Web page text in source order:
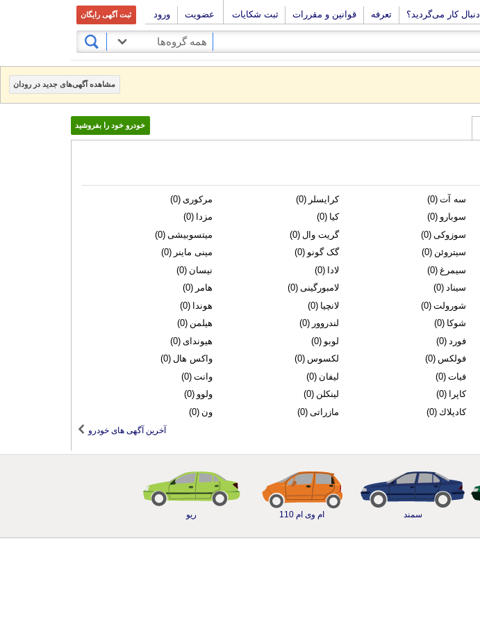
دنبال کار می‌گردید؟ تعرفه قوانین و مقررات ثبت شکایات عضویت ورود ثبت آگهی رایگان
همه گروه‌ها
مشاهده آگهی‌های جدید در رودان
خودرو خود را بفروشید
آخرین آگهی های خودرو
سه آت (0)
سوبارو (0)
سوزوکی (0)
سیتروئن (0)
سیمرغ (0)
سیناد (0)
شورولت (0)
شوکا (0)
فورد (0)
فولکس (0)
فیات (0)
كاپرا (0)
كادیلاك (0)
كرایسلر (0)
كیا (0)
گریت وال (0)
گک گونو (0)
لادا (0)
لامبورگینی (0)
لانچیا (0)
لندروور (0)
لوبو (0)
لکسوس (0)
لیفان (0)
لینکلن (0)
مازراتی (0)
مرکوری (0)
مزدا (0)
میتسوبیشی (0)
مینی ماینر (0)
نیسان (0)
هامر (0)
هوندا (0)
هیلمن (0)
هیوندای (0)
واکس هال (0)
وانت (0)
ولوو (0)
ون (0)
سمند ام وی ام 110 ریو